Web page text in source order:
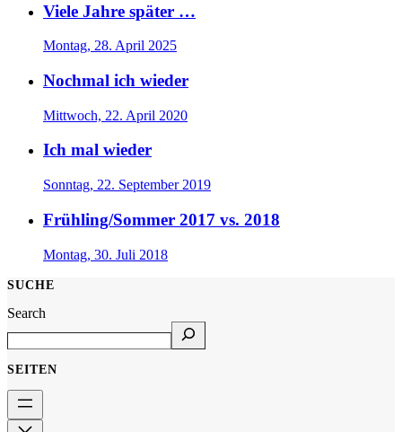
Viele Jahre später …
Montag, 28. April 2025
Nochmal ich wieder
Mittwoch, 22. April 2020
Ich mal wieder
Sonntag, 22. September 2019
Frühling/Sommer 2017 vs. 2018
Montag, 30. Juli 2018
SUCHE
Search
SEITEN